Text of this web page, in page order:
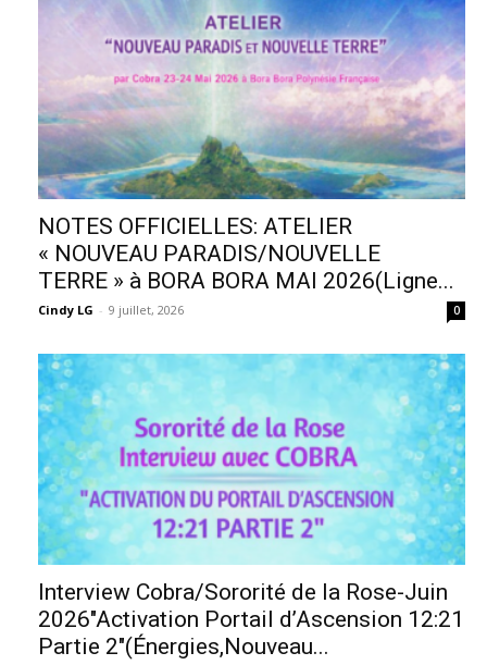
NOTES OFFICIELLES: ATELIER
« NOUVEAU PARADIS/NOUVELLE
TERRE » à BORA BORA MAI 2026(Ligne...
Cindy LG - 9 juillet, 2026 0
Interview Cobra/Sororité de la Rose-Juin
2026″Activation Portail d’Ascension 12:21
Partie 2″(Énergies,Nouveau...